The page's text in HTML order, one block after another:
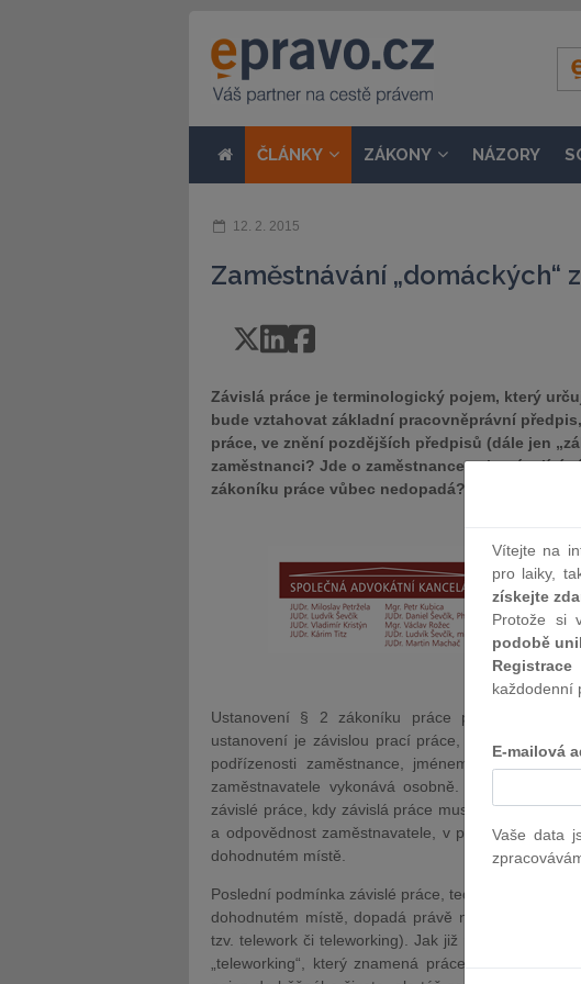
ČLÁNKY ZÁKONY NÁZORY
12. 2. 2015
Zaměstnávání „domáckých“
Závislá práce je terminologický pojem, který
bude vztahovat základní pracovněprávní
práce, ve znění pozdějších předpisů (dále jen
zaměstnanci? Jde o zaměstnance vykonávající
zákoníku práce vůbec nedopadá?
Ustanovení § 2 zákoníku práce poskytuje
ustanovení je závislou prací práce, která je
podřízenosti zaměstnance, jménem
zaměstnavatele vykonává osobně. Odstavec 2
závislé práce, kdy závislá práce musí být
a odpovědnost zaměstnavatele, v pracovní době
dohodnutém místě.
Poslední podmínka závislé práce, tedy výkon práce
dohodnutém místě, dopadá právě na tzv.
tzv. telework či teleworking). Jak již název
„teleworking“, který znamená práce na dálku či
Vítejte na
pro laiky,
získejte
Protože si
podobě
každodenní
E-mailová
Vaše data